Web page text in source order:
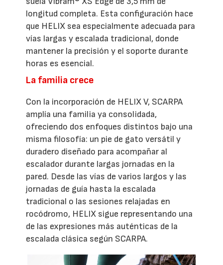
longitud completa. Esta configuración hace
que HELIX sea especialmente adecuada para
vías largas y escalada tradicional, donde
mantener la precisión y el soporte durante
horas es esencial.
La familia crece
Con la incorporación de HELIX V, SCARPA
amplía una familia ya consolidada,
ofreciendo dos enfoques distintos bajo una
misma filosofía: un pie de gato versátil y
duradero diseñado para acompañar al
escalador durante largas jornadas en la
pared. Desde las vías de varios largos y las
jornadas de guía hasta la escalada
tradicional o las sesiones relajadas en
rocódromo, HELIX sigue representando una
de las expresiones más auténticas de la
escalada clásica según SCARPA.